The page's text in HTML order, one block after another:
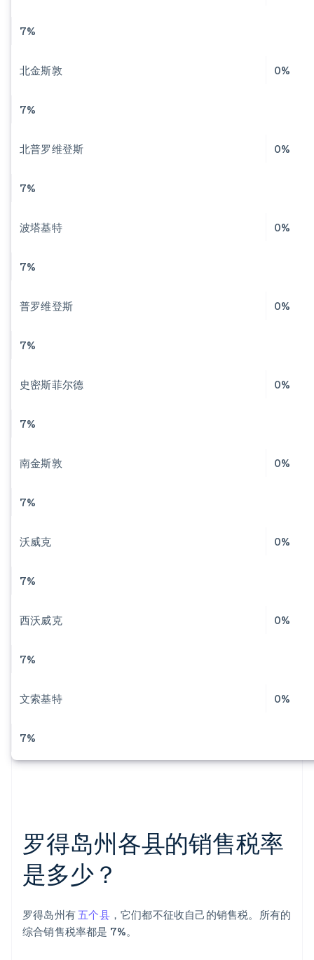
7%
北金斯敦 0%
7%
北普罗维登斯 0%
7%
波塔基特 0%
7%
普罗维登斯 0%
7%
史密斯菲尔德 0%
7%
南金斯敦 0%
7%
沃威克 0%
7%
西沃威克 0%
7%
文索基特 0%
7%
罗得岛州各县的销售税率
是多少？
罗得岛州有 五个县，它们都不征收自己的销售税。所有的
综合销售税率都是 7%。